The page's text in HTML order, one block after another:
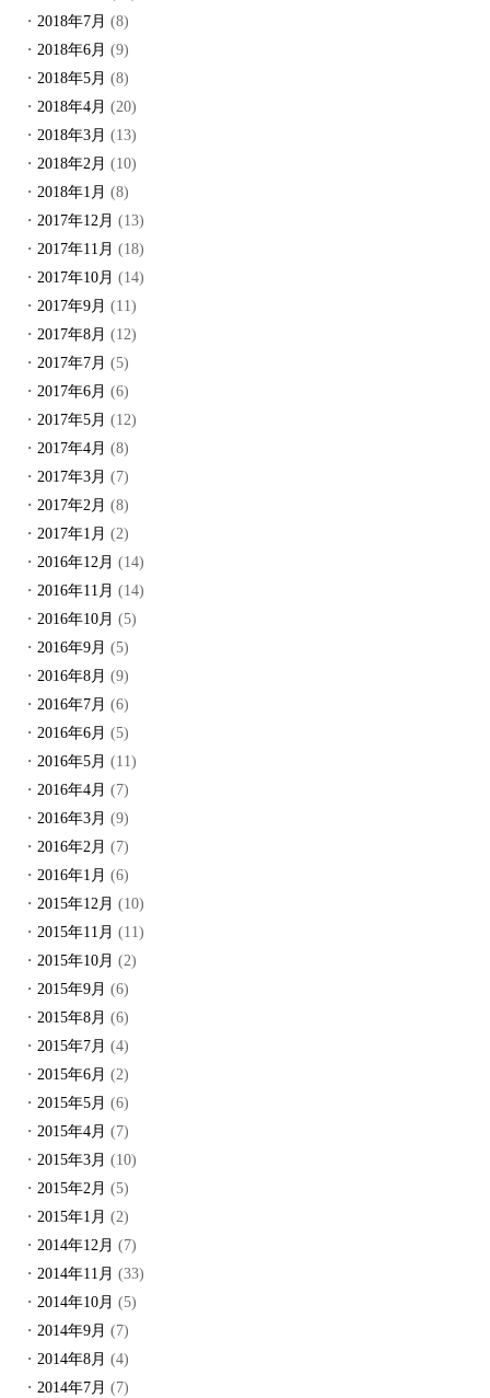
2018年7月 (8)
2018年6月 (9)
2018年5月 (8)
2018年4月 (20)
2018年3月 (13)
2018年2月 (10)
2018年1月 (8)
2017年12月 (13)
2017年11月 (18)
2017年10月 (14)
2017年9月 (11)
2017年8月 (12)
2017年7月 (5)
2017年6月 (6)
2017年5月 (12)
2017年4月 (8)
2017年3月 (7)
2017年2月 (8)
2017年1月 (2)
2016年12月 (14)
2016年11月 (14)
2016年10月 (5)
2016年9月 (5)
2016年8月 (9)
2016年7月 (6)
2016年6月 (5)
2016年5月 (11)
2016年4月 (7)
2016年3月 (9)
2016年2月 (7)
2016年1月 (6)
2015年12月 (10)
2015年11月 (11)
2015年10月 (2)
2015年9月 (6)
2015年8月 (6)
2015年7月 (4)
2015年6月 (2)
2015年5月 (6)
2015年4月 (7)
2015年3月 (10)
2015年2月 (5)
2015年1月 (2)
2014年12月 (7)
2014年11月 (33)
2014年10月 (5)
2014年9月 (7)
2014年8月 (4)
2014年7月 (7)